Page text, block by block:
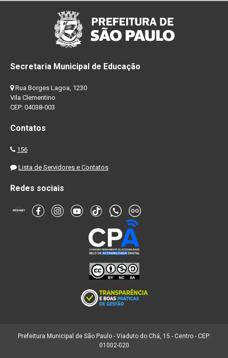
Secretaria Municipal de Educação
Rua Borges Lagoa, 1230
Vila Clementino
CEP: 04038-003
Contatos
156
Lista de Servidores e Contatos
Redes sociais
Prefeitura Municipal de São Paulo - Viaduto do Chá, 15 - Centro - CEP:
01002-020